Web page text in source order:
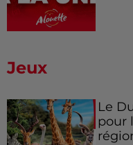
Jeux
Le
pour